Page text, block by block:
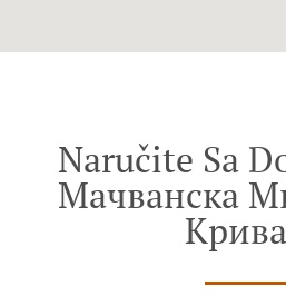
Naručite Sa
Мачванска